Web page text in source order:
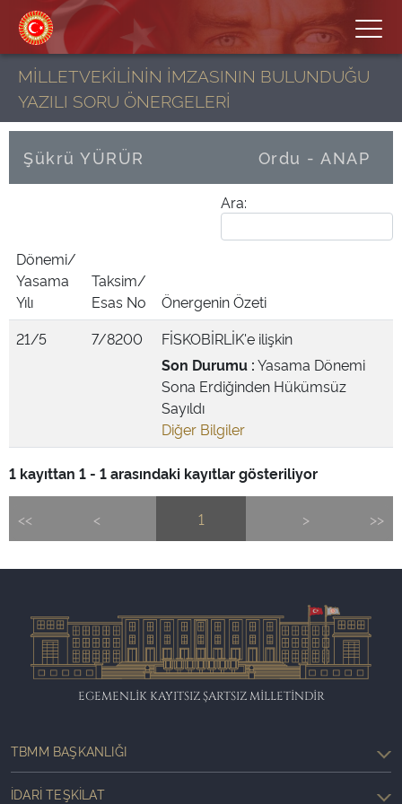
MİLLETVEKİLİNİN İMZASININ BULUNDUĞU
YAZILI SORU ÖNERGELERİ
Şükrü YÜRÜR Ordu - ANAP
Ara:
Dönemi/
Yasama
Yılı
Taksim/
Esas No
Önergenin Özeti
21/5
7/8200
FİSKOBİRLİK'e ilişkin
Son Durumu :Yasama Dönemi
Sona Erdiğinden Hükümsüz
Sayıldı
Diğer Bilgiler
1 kayıttan 1 - 1 arasındaki kayıtlar gösteriliyor
<< < 1 > >>
EGEMENLİK KAYITSIZ ŞARTSIZ MİLLETİNDİR
TBMM BAŞKANLIĞI
İDARI TEŞKILAT